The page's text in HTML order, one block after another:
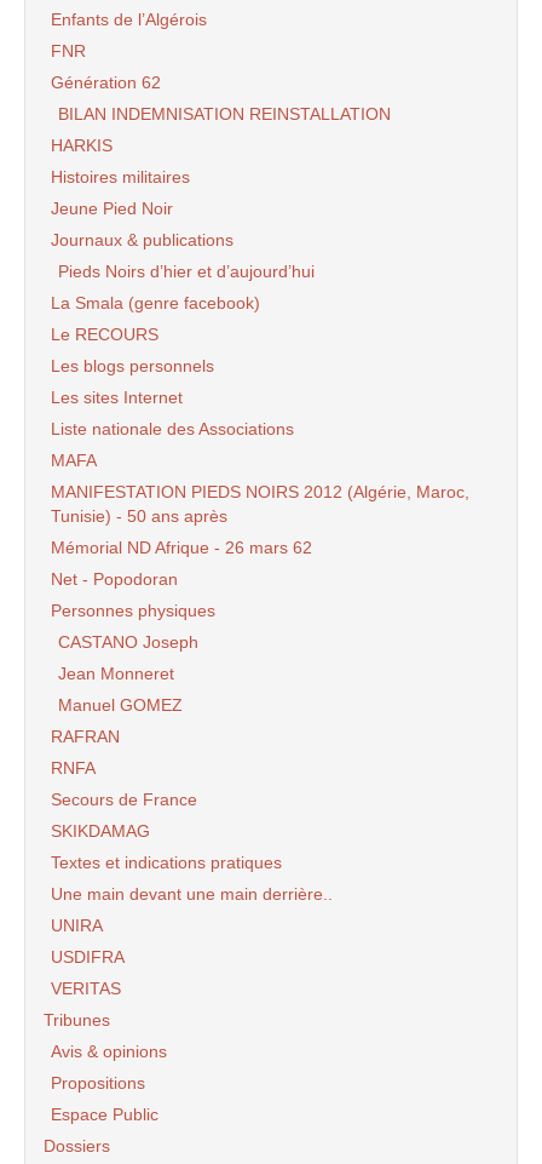
Enfants de l’Algérois
FNR
Génération 62
BILAN INDEMNISATION REINSTALLATION
HARKIS
Histoires militaires
Jeune Pied Noir
Journaux & publications
Pieds Noirs d’hier et d’aujourd’hui
La Smala (genre facebook)
Le RECOURS
Les blogs personnels
Les sites Internet
Liste nationale des Associations
MAFA
MANIFESTATION PIEDS NOIRS 2012 (Algérie, Maroc,
Tunisie) - 50 ans après
Mémorial ND Afrique - 26 mars 62
Net - Popodoran
Personnes physiques
CASTANO Joseph
Jean Monneret
Manuel GOMEZ
RAFRAN
RNFA
Secours de France
SKIKDAMAG
Textes et indications pratiques
Une main devant une main derrière..
UNIRA
USDIFRA
VERITAS
Tribunes
Avis & opinions
Propositions
Espace Public
Dossiers